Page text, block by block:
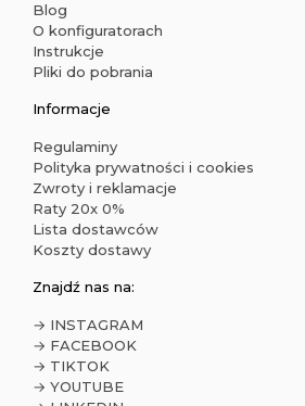
Blog
O konfiguratorach
Instrukcje
Pliki do pobrania
Informacje
Regulaminy
Polityka prywatności i cookies
Zwroty i reklamacje
Raty 20x 0%
Lista dostawców
Koszty dostawy
Znajdź nas na:
→ INSTAGRAM
→ FACEBOOK
→ TIKTOK
→ YOUTUBE